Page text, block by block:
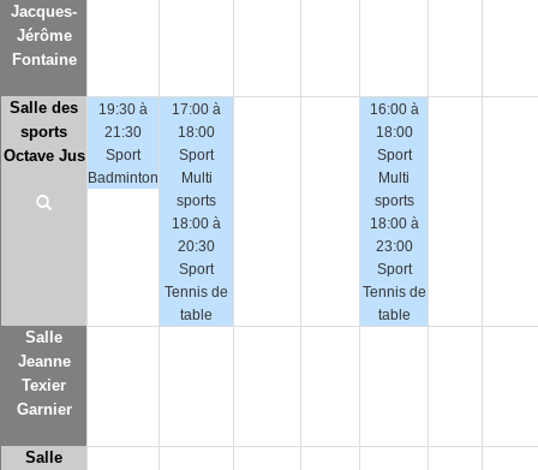
Jacques-
Jérôme
Fontaine
Salle des
sports
Octave Jus
19:30 à
21:30
Sport
Badminton
17:00 à
18:00
Sport
Multi
sports
18:00 à
20:30
Sport
Tennis de
table
16:00 à
18:00
Sport
Multi
sports
18:00 à
23:00
Sport
Tennis de
table
Salle
Jeanne
Texier
Garnier
Salle